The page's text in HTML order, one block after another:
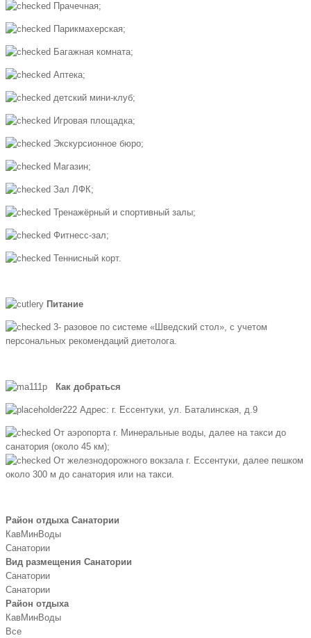
Прачечная;
Парикмахерская;
Багажная комната;
Аптека;
детский мини-клуб;
Игровая площадка;
Экскурсионное бюро;
Магазин;
Зал ЛФК;
Тренажёрный и спортивный залы;
Фитнесс-зал;
Теннисный корт.
Питание
3- разовое по системе «Шведский стол», с учетом
персональных рекомендаций диетолога.
Как добраться
Адрес: г. Ессентуки, ул. Баталинская, д.9
От аэропорта г. Минеральные воды, далее на такси до
санатория (около 45 км);
От железнодорожного вокзала г. Ессентуки, далее пешком
около 300 м до санатория или на такси.
Район отдыха Санатории
КавМинВоды
Санатории
Вид размещения Санатории
Санатории
Санатории
Район отдыха
КавМинВоды
Все